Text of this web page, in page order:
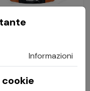
20 x 1kg)
Informazioni